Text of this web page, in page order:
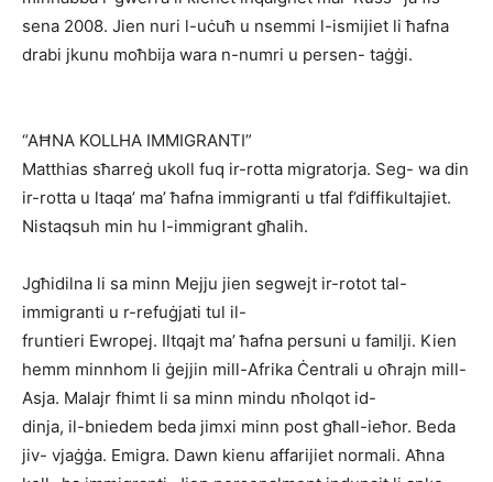
sena 2008. Jien nuri l-uċuħ u nsemmi l-ismijiet li ħafna
drabi jkunu moħbija wara n-numri u persen- taġġi.
“AĦNA KOLLHA IMMIGRANTI”
Matthias sħarreġ ukoll fuq ir-rotta migratorja. Seg- wa din
ir-rotta u ltaqa’ ma’ ħafna immigranti u tfal f’diffikultajiet.
Nistaqsuh min hu l-immigrant għalih.
Jgħidilna li sa minn Mejju jien segwejt ir-rotot tal-
immigranti u r-refuġjati tul il-
fruntieri Ewropej. Iltqajt ma’ ħafna persuni u familji. Kien
hemm minnhom li ġejjin mill-Afrika Ċentrali u oħrajn mill-
Asja. Malajr fhimt li sa minn mindu nħolqot id-
dinja, il-bniedem beda jimxi minn post għall-ieħor. Beda
jiv- vjaġġa. Emigra. Dawn kienu affarijiet normali. Aħna